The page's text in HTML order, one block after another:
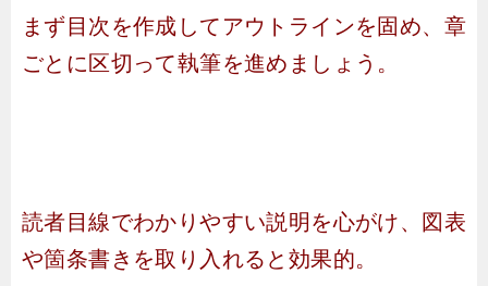
まず目次を作成してアウトラインを固め、章
ごとに区切って執筆を進めましょう。
読者目線でわかりやすい説明を心がけ、図表
や箇条書きを取り入れると効果的。